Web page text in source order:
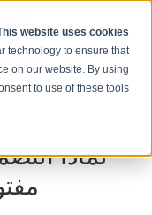
website uses cookies.
technology to ensure that
on our website. By using
to use of these tools.
لماذا